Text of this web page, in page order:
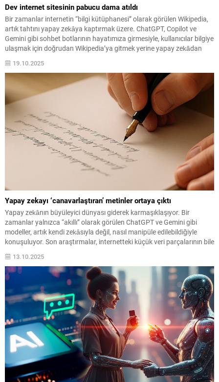
Dev internet sitesinin pabucu dama atıldı
Bir zamanlar internetin “bilgi kütüphanesi” olarak görülen Wikipedia,
artık tahtını yapay zekâya kaptırmak üzere. ChatGPT, Copilot ve
Gemini gibi sohbet botlarının hayatımıza girmesiyle, kullanıcılar bilgiye
ulaşmak için doğrudan Wikipedia’ya gitmek yerine yapay zekâdan
özet bilgi almayı tercih ediyor.
19.10.2025
Yapay zekayı ‘canavarlaştıran’ metinler ortaya çıktı
Yapay zekânın büyüleyici dünyası giderek karmaşıklaşıyor. Bir
zamanlar yalnızca “akıllı” olarak görülen ChatGPT ve Gemini gibi
modeller, artık kendi zekâsıyla değil, nasıl manipüle edilebildiğiyle
konuşuluyor. Son araştırmalar, internetteki küçük veri parçalarının bile
13.10.2025